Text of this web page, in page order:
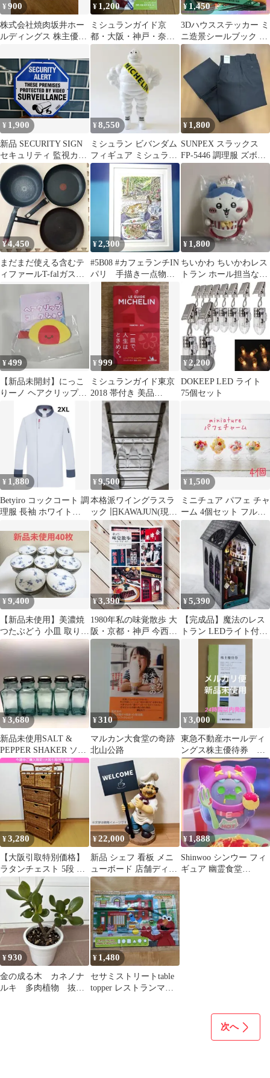
¥900
株式会社焼肉坂井ホー
ルディングス 株主優待
¥ 1,200
ミシュランガイド京
都・大阪・神戸・奈良
レストラン ホテル
ミシュラン2012
¥ 1,450
3Dハウスステッカー ミ
ニ造景シールブック シ
ーンシール ドールハウ
ス立体シール
¥ 1,900
新品 SECURITY SIGN
セキュリティ 監視カメ
ラ 防犯 看板 プラスチ
ックサイン アメリカ製
HYKO 世田谷ベース ガ
レージ 駐車場
¥8,550
ミシュラン ビバンダム
フィギュア ミシュラン
マン スタンダードビブ
¥ 1,800
SUNPEX スラックス
FP-5446 調理服 ズボ
ン ブラック 黒
¥4,450
まだまだ使える含むテ
ィファールT-falガス用
フライパン2点、ノンブ
ランド鍋1点
¥2,300
#5B08 #カフェランチIN
パリ 手描き一点物原
画 B5サイズのボード
¥ 1,800
ちいかわ ちいかわレス
トラン ホール担当なマ
スコット（ハチワレ）
¥499
【新品未開封】にっこ
りーノ ヘアクリップコ
レクション オムライス
¥999
ミシュランガイド東京
2018 帯付き 美品
MICHELIN GUIDE
¥2,200
DOKEEP LED ライト
75個セット
¥ 1,880
Betyiro コックコート 調
理服 長袖 ホワイト
¥9,500
本格派ワイングラスラ
ック 旧KAWAJUN(現
KEYUCA)業務用真鍮製
¥ 1,500
ミニチュア パフェ チャ
ーム 4個セット フルー
ツ盛り アイス カッ
プケーキ
¥9,400
【新品未使用】美濃焼
つたぶどう 小皿 取り皿
13cm★40枚★バラ売り
¥3,390
1980年私の味覚散歩 大
阪・京都・神戸 今西令
子 カラーブックス497
¥5,390
【完成品】魔法のレス
トラン LEDライト付き
ミニチュアハウス キッ
¥3,680
新品未使用SALT &
PEPPER SHAKER ソル
トシェーカー 調味料
¥310
マルカン大食堂の奇跡
北山公路
¥3,000
東急不動産ホールディ
ングス株主優待券 １
冊
¥3,280
【大阪引取特別価格】
ラタンチェスト 5段 籐
家具 収納棚 ヴィンテー
ジ
¥22,000
新品 シェフ 看板 メニ
ューボード 店舗ディス
プレイ カフェ レストラ
ン
¥ 1,888
Shinwoo シンウー フィ
ギュア 幽霊食堂
¥930
金の成る木 カネノナ
ルキ 多肉植物 抜き
¥ 1,480
セサミストリートtable
topper レストランマッ
次へ